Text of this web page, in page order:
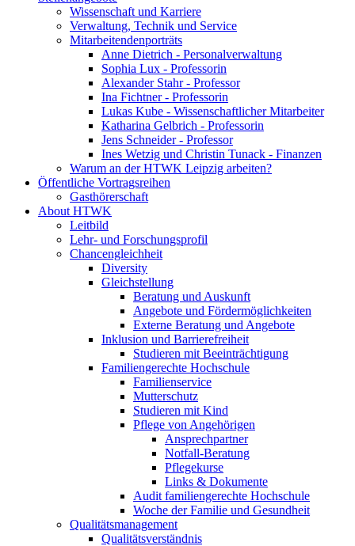
Wissenschaft und Karriere
Verwaltung, Technik und Service
Mitarbeitendenporträts
Anne Dietrich - Personalverwaltung
Sophia Lux - Professorin
Alexander Stahr - Professor
Ina Fichtner - Professorin
Lukas Kube - Wissenschaftlicher Mitarbeiter
Katharina Gelbrich - Professorin
Jens Schneider - Professor
Ines Wetzig und Christin Tunack - Finanzen
Warum an der HTWK Leipzig arbeiten?
Öffentliche Vortragsreihen
Gasthörerschaft
About HTWK
Leitbild
Lehr- und Forschungsprofil
Chancengleichheit
Diversity
Gleichstellung
Beratung und Auskunft
Angebote und Fördermöglichkeiten
Externe Beratung und Angebote
Inklusion und Barrierefreiheit
Studieren mit Beeinträchtigung
Familiengerechte Hochschule
Familienservice
Mutterschutz
Studieren mit Kind
Pflege von Angehörigen
Ansprechpartner
Notfall-Beratung
Pflegekurse
Links & Dokumente
Audit familiengerechte Hochschule
Woche der Familie und Gesundheit
Qualitätsmanagement
Qualitätsverständnis